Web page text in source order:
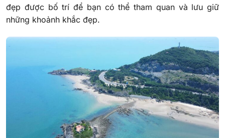
đẹp được bố trí để bạn có thể tham quan và lưu giữ
những khoảnh khắc đẹp.